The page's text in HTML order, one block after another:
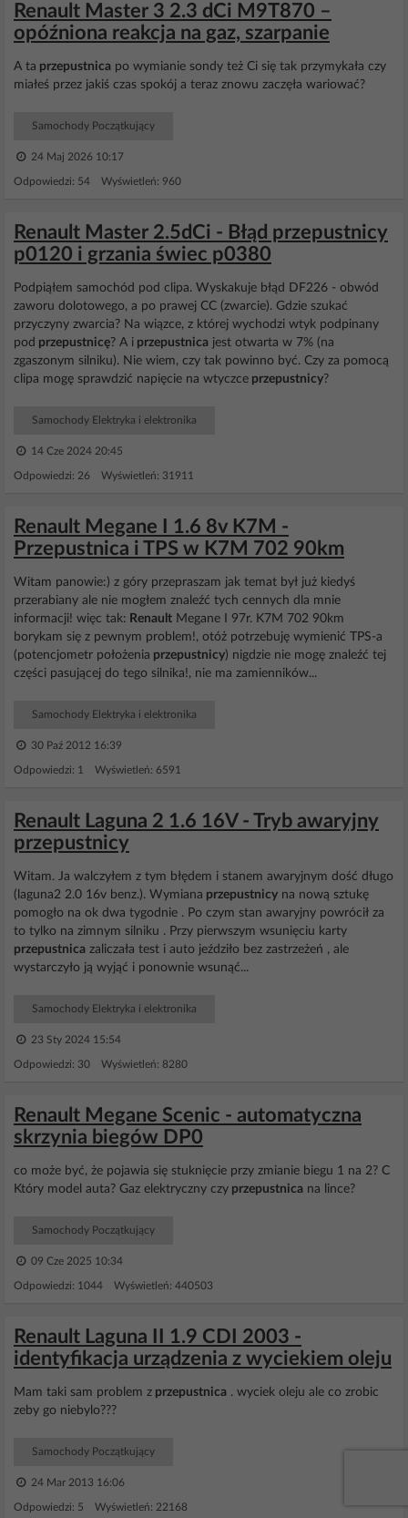
Renault Master 3 2.3 dCi M9T870 –
opóźniona reakcja na gaz, szarpanie
A ta przepustnica po wymianie sondy też Ci się tak przymykała czy
miałeś przez jakiś czas spokój a teraz znowu zaczęła wariować?
Samochody Początkujący
24 Maj 2026 10:17
Odpowiedzi: 54 Wyświetleń: 960
Renault Master 2.5dCi - Błąd przepustnicy
p0120 i grzania świec p0380
Podpiąłem samochód pod clipa. Wyskakuje błąd DF226 - obwód
zaworu dolotowego, a po prawej CC (zwarcie). Gdzie szukać
przyczyny zwarcia? Na wiązce, z której wychodzi wtyk podpinany
pod przepustnicę? A i przepustnica jest otwarta w 7% (na
zgaszonym silniku). Nie wiem, czy tak powinno być. Czy za pomocą
clipa mogę sprawdzić napięcie na wtyczce przepustnicy?
Samochody Elektryka i elektronika
14 Cze 2024 20:45
Odpowiedzi: 26 Wyświetleń: 31911
Renault Megane I 1.6 8v K7M -
Przepustnica i TPS w K7M 702 90km
Witam panowie:) z góry przepraszam jak temat był już kiedyś
przerabiany ale nie mogłem znaleźć tych cennych dla mnie
informacji! więc tak: Renault Megane I 97r. K7M 702 90km
borykam się z pewnym problem!, otóż potrzebuję wymienić TPS-a
(potencjometr położenia przepustnicy) nigdzie nie mogę znaleźć tej
części pasującej do tego silnika!, nie ma zamienników...
Samochody Elektryka i elektronika
30 Paź 2012 16:39
Odpowiedzi: 1 Wyświetleń: 6591
Renault Laguna 2 1.6 16V - Tryb awaryjny
przepustnicy
Witam. Ja walczyłem z tym błędem i stanem awaryjnym dość długo
(laguna2 2.0 16v benz.). Wymiana przepustnicy na nową sztukę
pomogło na ok dwa tygodnie . Po czym stan awaryjny powrócił za
to tylko na zimnym silniku . Przy pierwszym wsunięciu karty
przepustnica zaliczała test i auto jeździło bez zastrzeżeń , ale
wystarczyło ją wyjąć i ponownie wsunąć...
Samochody Elektryka i elektronika
23 Sty 2024 15:54
Odpowiedzi: 30 Wyświetleń: 8280
Renault Megane Scenic - automatyczna
skrzynia biegów DP0
co może być, że pojawia się stuknięcie przy zmianie biegu 1 na 2? C
Który model auta? Gaz elektryczny czy przepustnica na lince?
Samochody Początkujący
09 Cze 2025 10:34
Odpowiedzi: 1044 Wyświetleń: 440503
Renault Laguna II 1.9 CDI 2003 -
identyfikacja urządzenia z wyciekiem oleju
Mam taki sam problem z przepustnica . wyciek oleju ale co zrobic
zeby go niebylo???
Samochody Początkujący
24 Mar 2013 16:06
Odpowiedzi: 5 Wyświetleń: 22168